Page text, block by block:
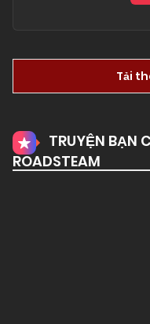
Tải
TRUYỆN BẠN
ROADSTEAM